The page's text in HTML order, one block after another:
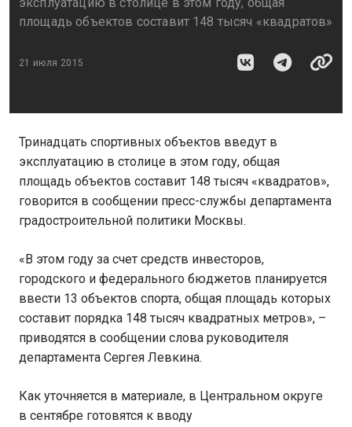
площадь объектов составит 148 тысяч «квадратов»
21 июля 2015
Тринадцать спортивных объектов введут в
эксплуатацию в столице в этом году, общая
площадь объектов составит 148 тысяч «квадратов»,
говорится в сообщении пресс-службы департамента
градостроительной политики Москвы.
«В этом году за счет средств инвесторов,
городского и федерального бюджетов планируется
ввести 13 объектов спорта, общая площадь которых
составит порядка 148 тысяч квадратных метров», –
приводятся в сообщении слова руководителя
департамента Сергея Левкина.
Как уточняется в материале, в Центральном округе
в сентябре готовятся к вводу